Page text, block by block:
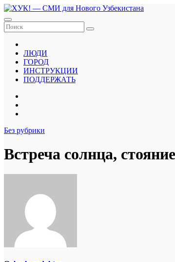
Перейти
к
содержанию
ЛЮДИ
ГОРОД
ИНСТРУКЦИИ
ПОДДЕРЖАТЬ
Без рубрики
Встреча солнца,